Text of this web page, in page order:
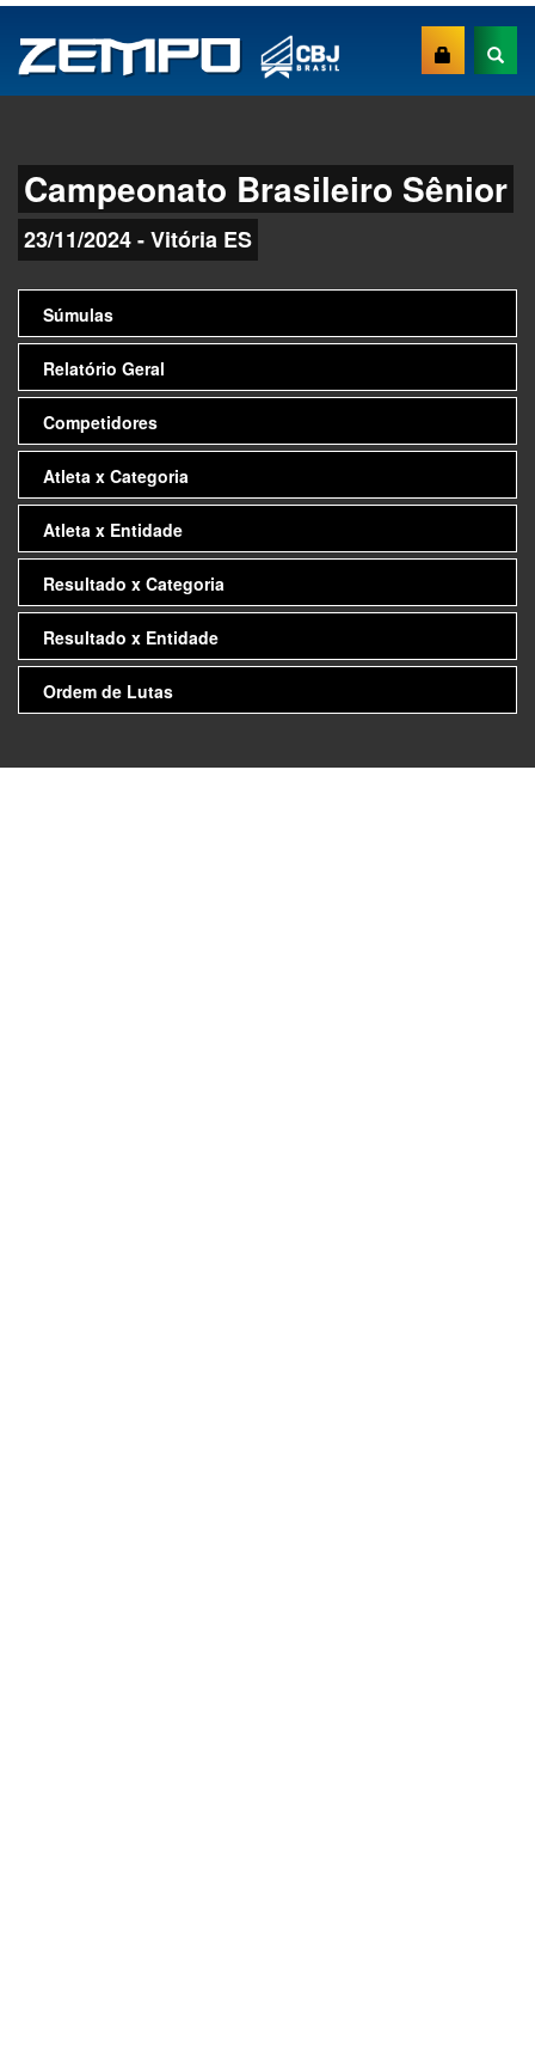
Campeonato Brasileiro Sênior
23/11/2024 - Vitória ES
Súmulas
Relatório Geral
Competidores
Atleta x Categoria
Atleta x Entidade
Resultado x Categoria
Resultado x Entidade
Ordem de Lutas